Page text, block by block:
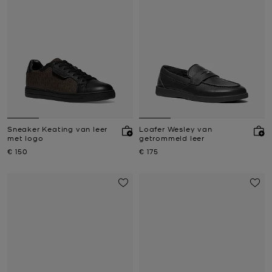
Sneaker Keating van leer
met logo
Nu
€ 150
Loafer Wesley van
getrommeld leer
Nu
€ 175